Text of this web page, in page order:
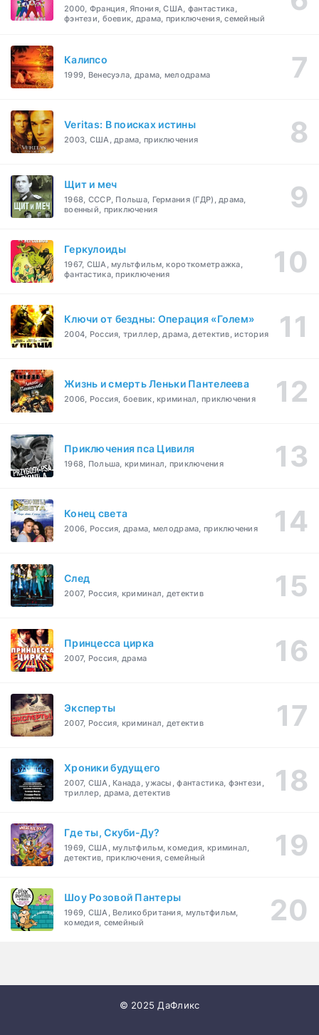
2000, Франция, Япония, США, фантастика,
фэнтези, боевик, драма, приключения, семейный
Калипсо
1999, Венесуэла, драма, мелодрама
Veritas: В поисках истины
2003, США, драма, приключения
Щит и меч
1968, СССР, Польша, Германия (ГДР), драма,
военный, приключения
Геркулоиды
1967, США, мультфильм, короткометражка,
фантастика, приключения
Ключи от бездны: Операция «Голем»
2004, Россия, триллер, драма, детектив, история
Жизнь и смерть Леньки Пантелеева
2006, Россия, боевик, криминал, приключения
Приключения пса Цивиля
1968, Польша, криминал, приключения
Конец света
2006, Россия, драма, мелодрама, приключения
След
2007, Россия, криминал, детектив
Принцесса цирка
2007, Россия, драма
Эксперты
2007, Россия, криминал, детектив
Хроники будущего
2007, США, Канада, ужасы, фантастика, фэнтези,
триллер, драма, детектив
Где ты, Скуби-Ду?
1969, США, мультфильм, комедия, криминал,
детектив, приключения, семейный
Шоу Розовой Пантеры
1969, США, Великобритания, мультфильм,
комедия, семейный
© 2025 ДаФликс